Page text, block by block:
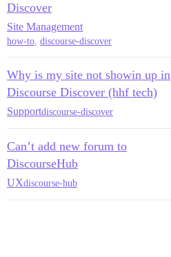
Discover
Site Management
how-to, discourse-discover
Why is my site not showin up in
Discourse Discover (hhf tech)
Supportdiscourse-discover
Can’t add new forum to
DiscourseHub
UXdiscourse-hub